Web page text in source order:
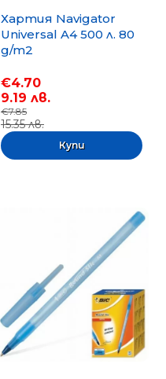
Хартия Navigator
Universal A4 500 л. 80
g/m2
€4.70
9.19 лв.
€7.85
15.35 лв.